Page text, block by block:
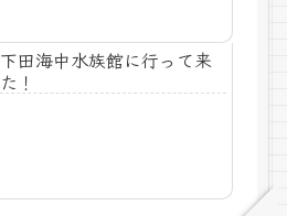
下田海中水族館に行って来
た！